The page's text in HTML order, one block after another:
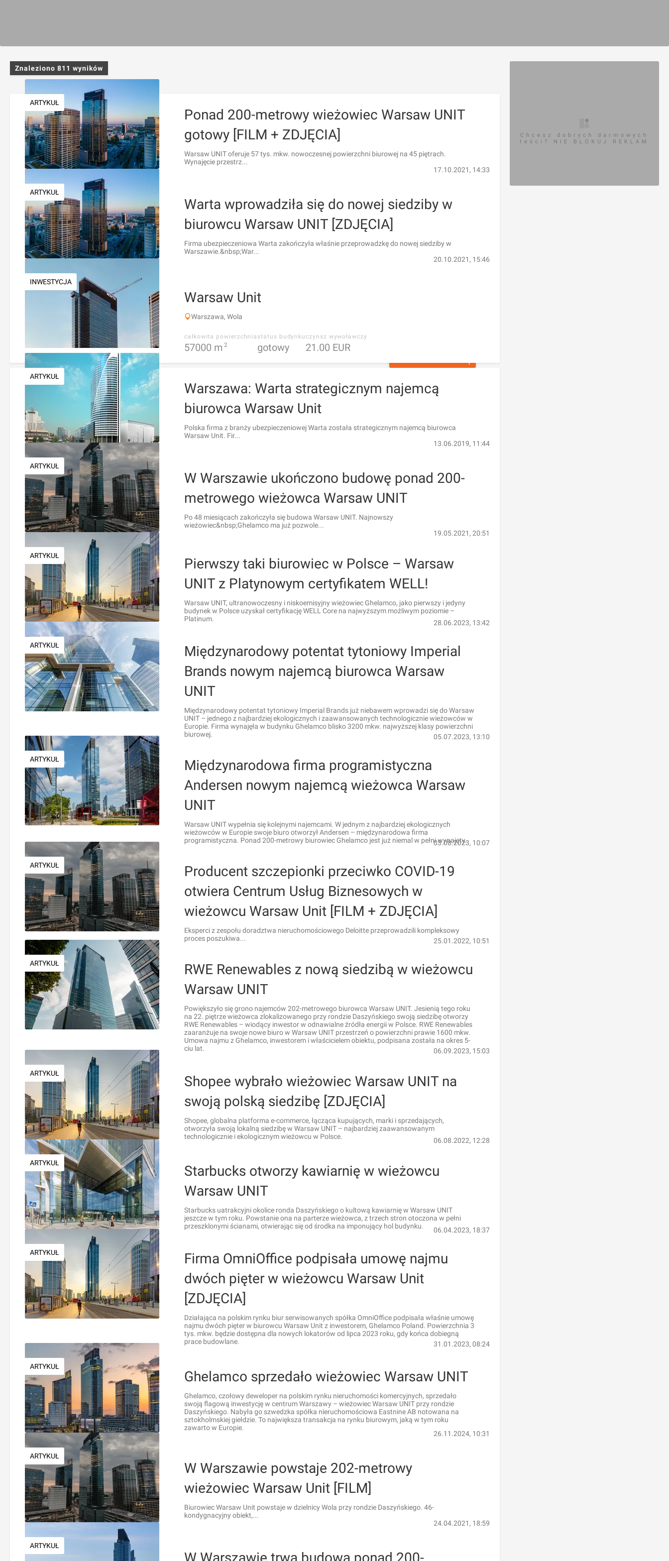
Znaleziono 811 wyników
ARTYKUŁ
Ponad 200-metrowy wieżowiec Warsaw UNIT
gotowy [FILM + ZDJĘCIA]
Warsaw UNIT oferuje 57 tys. mkw. nowoczesnej powierzchni biurowej na 45 piętrach.
Wynajęcie przestrz...
17.10.2021, 14:33
ARTYKUŁ
Warta wprowadziła się do nowej siedziby w
biurowcu Warsaw UNIT [ZDJĘCIA]
Firma ubezpieczeniowa Warta zakończyła właśnie przeprowadzkę do nowej siedziby w
Warszawie.&nbsp;War...
20.10.2021, 15:46
INWESTYCJA
Warsaw Unit
Warszawa, Wola
całkowita powierzchnia
57000 m 2
status budynku
gotowy
czynsz wywoławczy
21.00 EUR
ARTYKUŁ
Warszawa: Warta strategicznym najemcą
biurowca Warsaw Unit
Polska firma z branży ubezpieczeniowej Warta została strategicznym najemcą biurowca
Warsaw Unit. Fir...
13.06.2019, 11:44
ARTYKUŁ
W Warszawie ukończono budowę ponad 200-
metrowego wieżowca Warsaw UNIT
Po 48 miesiącach zakończyła się budowa Warsaw UNIT. Najnowszy
wieżowiec&nbsp;Ghelamco ma już pozwole...
19.05.2021, 20:51
ARTYKUŁ
Pierwszy taki biurowiec w Polsce – Warsaw
UNIT z Platynowym certyfikatem WELL!
Warsaw UNIT, ultranowoczesny i niskoemisyjny wieżowiec Ghelamco, jako pierwszy i jedyny
budynek w Polsce uzyskał certyfikację WELL Core na najwyższym możliwym poziomie –
Platinum.
28.06.2023, 13:42
ARTYKUŁ
Międzynarodowy potentat tytoniowy Imperial
Brands nowym najemcą biurowca Warsaw
UNIT
Międzynarodowy potentat tytoniowy Imperial Brands już niebawem wprowadzi się do Warsaw
UNIT – jednego z najbardziej ekologicznych i zaawansowanych technologicznie wieżowców w
Europie. Firma wynajęła w budynku Ghelamco blisko 3200 mkw. najwyższej klasy powierzchni
biurowej.
05.07.2023, 13:10
ARTYKUŁ
Międzynarodowa firma programistyczna
Andersen nowym najemcą wieżowca Warsaw
UNIT
Warsaw UNIT wypełnia się kolejnymi najemcami. W jednym z najbardziej ekologicznych
wieżowców w Europie swoje biuro otworzył Andersen – międzynarodowa firma
programistyczna. Ponad 200-metrowy biurowiec Ghelamco jest już niemal w pełni wynajęty.
03.08.2023, 10:07
ARTYKUŁ
Producent szczepionki przeciwko COVID-19
otwiera Centrum Usług Biznesowych w
wieżowcu Warsaw Unit [FILM + ZDJĘCIA]
Eksperci z zespołu doradztwa nieruchomościowego Deloitte przeprowadzili kompleksowy
proces poszukiwa...
25.01.2022, 10:51
ARTYKUŁ
RWE Renewables z nową siedzibą w wieżowcu
Warsaw UNIT
Powiększyło się grono najemców 202-metrowego biurowca Warsaw UNIT. Jesienią tego roku
na 22. piętrze wieżowca zlokalizowanego przy rondzie Daszyńskiego swoją siedzibę otworzy
RWE Renewables – wiodący inwestor w odnawialne źródła energii w Polsce. RWE Renewables
zaaranżuje na swoje nowe biuro w Warsaw UNIT przestrzeń o powierzchni prawie 1600 mkw.
Umowa najmu z Ghelamco, inwestorem i właścicielem obiektu, podpisana została na okres 5-
ciu lat.
06.09.2023, 15:03
ARTYKUŁ
Shopee wybrało wieżowiec Warsaw UNIT na
swoją polską siedzibę [ZDJĘCIA]
Shopee, globalna platforma e-commerce, łącząca kupujących, marki i sprzedających,
otworzyła swoją lokalną siedzibę w Warsaw UNIT – najbardziej zaawansowanym
technologicznie i ekologicznym wieżowcu w Polsce.
06.08.2022, 12:28
ARTYKUŁ
Starbucks otworzy kawiarnię w wieżowcu
Warsaw UNIT
Starbucks uatrakcyjni okolice ronda Daszyńskiego o kultową kawiarnię w Warsaw UNIT
jeszcze w tym roku. Powstanie ona na parterze wieżowca, z trzech stron otoczona w pełni
przeszklonymi ścianami, otwierając się od środka na imponujący hol budynku.
06.04.2023, 18:37
ARTYKUŁ
Firma OmniOffice podpisała umowę najmu
dwóch pięter w wieżowcu Warsaw Unit
[ZDJĘCIA]
Działająca na polskim rynku biur serwisowanych spółka OmniOffice podpisała właśnie umowę
najmu dwóch pięter w biurowcu Warsaw Unit z inwestorem, Ghelamco Poland. Powierzchnia 3
tys. mkw. będzie dostępna dla nowych lokatorów od lipca 2023 roku, gdy końca dobiegną
prace budowlane.
31.01.2023, 08:24
ARTYKUŁ
Ghelamco sprzedało wieżowiec Warsaw UNIT
Ghelamco, czołowy deweloper na polskim rynku nieruchomości komercyjnych, sprzedało
swoją flagową inwestycję w centrum Warszawy – wieżowiec Warsaw UNIT przy rondzie
Daszyńskiego. Nabyła go szwedzka spółka nieruchomościowa Eastnine AB notowana na
sztokholmskiej giełdzie. To największa transakcja na rynku biurowym, jaką w tym roku
zawarto w Europie.
26.11.2024, 10:31
ARTYKUŁ
W Warszawie powstaje 202-metrowy
wieżowiec Warsaw Unit [FILM]
Biurowiec Warsaw Unit powstaje w dzielnicy Wola przy rondzie Daszyńskiego. 46-
kondygnacyjny obiekt,...
24.04.2021, 18:59
ARTYKUŁ
W Warszawie trwa budowa ponad 200-
Chcesz dobrych darmowych
teści? NIE BLOKUJ REKLAM